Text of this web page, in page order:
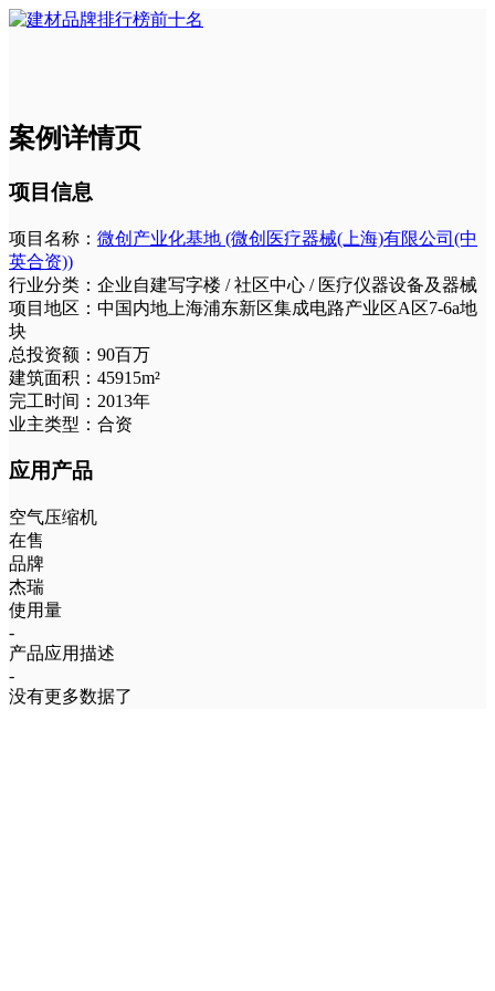
案例详情页
项目信息
项目名称： 微创产业化基地 (微创医疗器械(上海)有限公司(中
英合资))
行业分类： 企业自建写字楼 / 社区中心 / 医疗仪器设备及器械
项目地区： 中国内地上海浦东新区集成电路产业区A区7-6a地
块
总投资额： 90百万
建筑面积： 45915m²
完工时间： 2013年
业主类型： 合资
应用产品
空气压缩机
在售
品牌
杰瑞
使用量
-
产品应用描述
-
没有更多数据了